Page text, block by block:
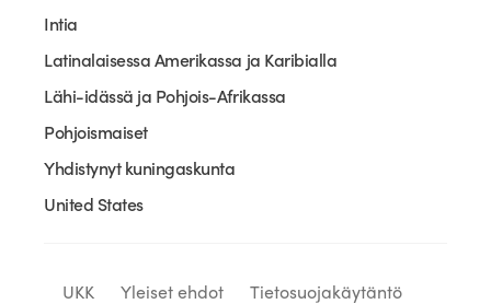
Intia
Latinalaisessa Amerikassa ja Karibialla
Lähi-idässä ja Pohjois-Afrikassa
Pohjoismaiset
Yhdistynyt kuningaskunta
United States
UKK Yleiset ehdot Tietosuojakäytäntö